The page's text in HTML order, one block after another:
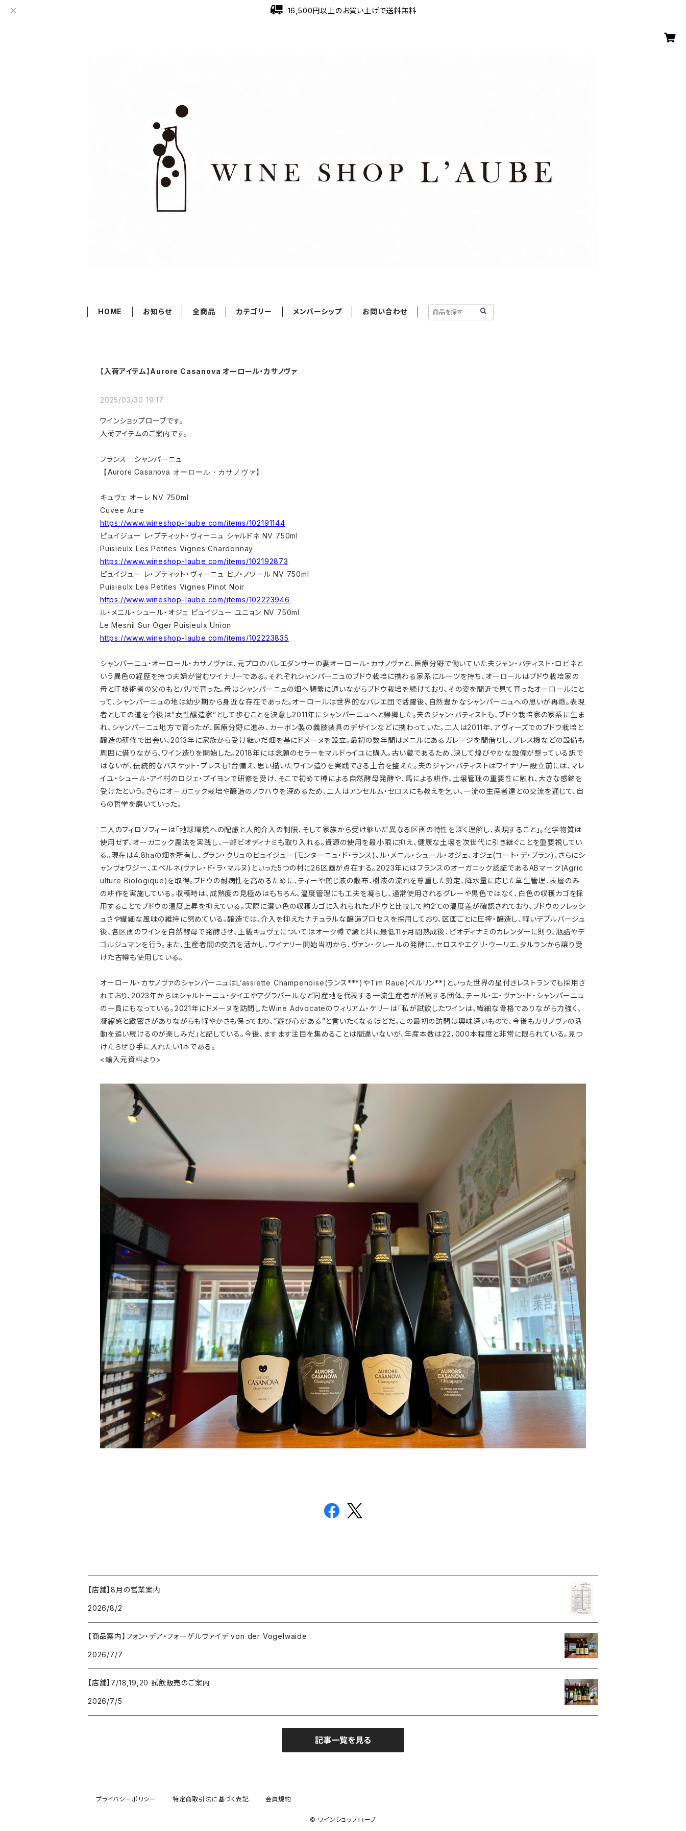
16,500円以上のお買い上げで送料無料
HOME お知らせ 全商品 カテゴリー メンバーシップ お問い合わせ
【入荷アイテム】Aurore Casanova オーロール・カサノヴァ
2025/03/30 19:17
ワインショップローブです。
入荷アイテムのご案内です。
フランス シャンパーニュ
【Aurore Casanova オーロール・カサノヴァ】
キュヴェ オーレ NV 750ml
Cuvee Aure
https://www.wineshop-laube.com/items/102191144
ピュイジュー レ・プティット・ヴィーニュ シャルドネ NV 750ml
Puisieulx Les Petites Vignes Chardonnay
https://www.wineshop-laube.com/items/102192873
ピュイジュー レ・プティット・ヴィーニュ ピノ・ノワール NV 750ml
Puisieulx Les Petites Vignes Pinot Noir
https://www.wineshop-laube.com/items/102223946
ル・メニル・シュール・オジェ ピュイジュー ユニョン NV 750ml
Le Mesnil Sur Oger Puisieulx Union
https://www.wineshop-laube.com/items/102223835
シャンパーニュ・オーロール・カサノヴァは、元プロのバレエダンサーの妻オーロール・カサノヴァと、医療分野で働いていた夫ジャン・バティスト・ロビネと
いう異色の経歴を持つ夫婦が営むワイナリーである。それぞれシャンパーニュのブドウ栽培に携わる家系にルーツを持ち、オーロールはブドウ栽培家の
母とIT技術者の父のもとパリで育った。母はシャンパーニュの畑へ頻繁に通いながらブドウ栽培を続けており、その姿を間近で見て育ったオーロールにと
って、シャンパーニュの地は幼少期から身近な存在であった。オーロールは世界的なバレエ団で活躍後、自然豊かなシャンパーニュへの思いが再燃。表現
者としての道を今後は”女性醸造家”として歩むことを決意し2011年にシャンパーニュへと帰郷した。夫のジャン・バティストも、ブドウ栽培家の家系に生ま
れ、シャンパーニュ地方で育ったが、医療分野に進み、カーボン製の義肢装具のデザインなどに携わっていた。二人は2011年、アヴィーズでのブドウ栽培と
醸造の研修で出会い、2013年に家族から受け継いだ畑を基にドメーヌを設立。最初の数年間はメニルにあるガレージを間借りし、プレス機などの設備も
周囲に借りながら、ワイン造りを開始した。2018年には念願のセラーをマルドゥイユに購入。古い蔵であるため、決して煌びやかな設備が整っている訳で
はないが、伝統的なバスケット・プレスも1台備え、思い描いたワイン造りを実践できる土台を整えた。夫のジャン・バティストはワイナリー設立前には、マレ
イユ・シュール・アイ村のロジェ・プイヨンで研修を受け、そこで初めて樽による自然酵母発酵や、馬による耕作、土壌管理の重要性に触れ、大きな感銘を
受けたという。さらにオーガニック栽培や醸造のノウハウを深めるため、二人はアンセルム・セロスにも教えを乞い、一流の生産者達との交流を通じて、自
らの哲学を磨いていった。
二人のフィロソフィーは「地球環境への配慮と人的介入の制限、そして家族から受け継いだ異なる区画の特性を深く理解し、表現すること」。化学物質は
使用せず、オーガニック農法を実践し、一部ビオディナミも取り入れる。資源の使用を最小限に抑え、健康な土壌を次世代に引き継ぐことを重要視してい
る。現在は4.8haの畑を所有し、グラン・クリュのピュイジュー(モンターニュ・ド・ランス)、ル・メニル・シュール・オジェ、オジェ(コート・デ・ブラン)、さらにシ
ャンヴォワジー、エペルネ(ヴァレ・ド・ラ・マルヌ)といった5つの村に26区画が点在する。2023年にはフランスのオーガニック認証であるABマーク(Agric
ulture Biologique)を取得。ブドウの耐病性を高めるために、ティーや煎じ液の散布、樹液の流れを尊重した剪定、降水量に応じた草生管理、表層のみ
の耕作を実施している。収穫時は、成熟度の見極めはもちろん、温度管理にも工夫を凝らし、通常使用されるグレーや黒色ではなく、白色の収穫カゴを採
用することでブドウの温度上昇を抑えている。実際に濃い色の収穫カゴに入れられたブドウと比較して約2℃の温度差が確認されており、ブドウのフレッシ
ュさや繊細な風味の維持に努めている。醸造では、介入を抑えたナチュラルな醸造プロセスを採用しており、区画ごとに圧搾・醸造し、軽いデブルバージュ
後、各区画のワインを自然酵母で発酵させ、上級キュヴェについてはオーク樽で澱と共に最低11ヶ月間熟成後、ビオディナミのカレンダーに則り、瓶詰やデ
ゴルジュマンを行う。また、生産者間の交流を活かし、ワイナリー開始当初から、ヴァン・クレールの発酵に、セロスやエグリ・ウーリエ、タルランから譲り受
けた古樽も使用している。
オーロール・カサノヴァのシャンパーニュはL’assiette Champenoise(ランス***)やTim Raue(ベルリン**)といった世界の星付きレストランでも採用さ
れており、2023年からはシャルトーニュ・タイエやアグラパールなど同産地を代表する一流生産者が所属する団体、テール・エ・ヴァン・ド・シャンパーニュ
の一員にもなっている。2021年にドメーヌを訪問したWine Advocateのウィリアム・ケリーは「私が試飲したワインは、繊細な骨格でありながら力強く、
凝縮感と緻密さがありながらも軽やかさも保っており、”遊び心がある”と言いたくなるほどだ。この最初の訪問は興味深いもので、今後もカサノヴァの活
動を追い続けるのが楽しみだ」と記している。今後、ますます注目を集めることは間違いないが、年産本数は22，000本程度と非常に限られている。見つ
けたらぜひ手に入れたい1本である。
<輸入元資料より>
【店舗】8月の営業案内
2026/8/2
【商品案内】フォン・デア・フォーゲルヴァイデ von der Vogelwaide
2026/7/7
【店舗】7/18,19,20 試飲販売のご案内
2026/7/5
記事一覧を見る
プライバシーポリシー 特定商取引法に基づく表記 会員規約
© ワインショップローブ